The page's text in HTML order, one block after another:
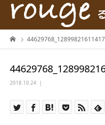
2018.10.24